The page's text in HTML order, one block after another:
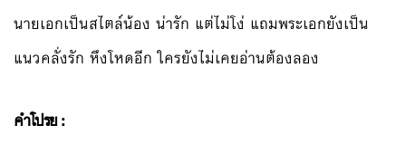
นายเอกเป็นสไตล์น้อง น่ารัก แต่ไม่โง่ แถมพระเอกยังเป็น
แนวคลั่งรัก หึงโหดอีก ใครยังไม่เคยอ่านต้องลอง
คำโปรย :